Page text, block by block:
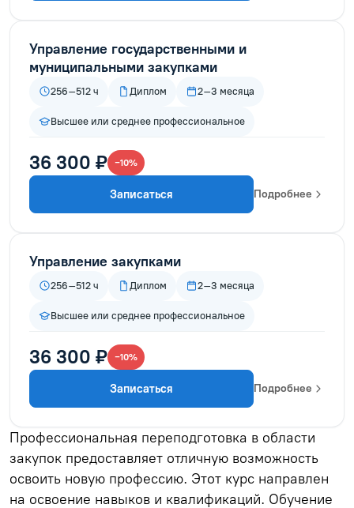
Управление государственными и
муниципальными закупками
256–512 ч Диплом 2–3 месяца
Высшее или среднее профессиональное
36 300 ₽ −10%
Записаться Подробнее
Управление закупками
256–512 ч Диплом 2–3 месяца
Высшее или среднее профессиональное
36 300 ₽ −10%
Записаться Подробнее
Профессиональная переподготовка в области
закупок предоставляет отличную возможность
освоить новую профессию. Этот курс направлен
на освоение навыков и квалификаций. Обучение